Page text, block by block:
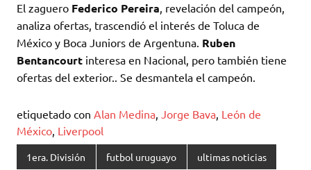
El zaguero Federico Pereira, revelación del campeón,
analiza ofertas, trascendió el interés de Toluca de
México y Boca Juniors de Argentuna. Ruben
Bentancourt interesa en Nacional, pero también tiene
ofertas del exterior.. Se desmantela el campeón.
etiquetado con Alan Medina, Jorge Bava, León de
México, Liverpool
1era. División futbol uruguayo ultimas noticias